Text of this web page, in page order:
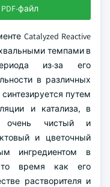
файл
Catalyzed Reactive
темпами в
из-за его
в различных
путем
и катализа, в
очень чистый и
и цветочный
ингредиентом в
время как его
растворителя и